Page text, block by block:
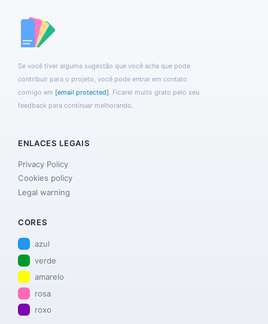
Se você tiver alguma sugestão que você acha que pode
contribuir para o projeto, você pode entrar em contato
comigo em [email protected]. Ficarei muito grato pelo seu
feedback para continuar melhorando.
ENLACES LEGAIS
Privacy Policy
Cookies policy
Legal warning
CORES
azul
verde
amarelo
rosa
roxo